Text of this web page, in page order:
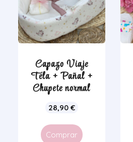
Capazo Viaje
Tela + Pañal +
Chupete normal
28,90 €
Comprar